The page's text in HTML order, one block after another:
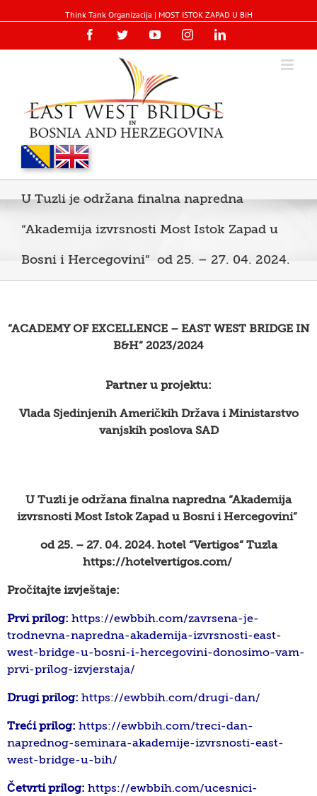
Think Tank Organizacija | MOST ISTOK ZAPAD U BiH
FacebookTwitterYouTubeInstagramLinkedin
U Tuzli je održana finalna napredna
“Akademija izvrsnosti Most Istok Zapad u
Bosni i Hercegovini” od 25. – 27. 04. 2024.
“ACADEMY OF EXCELLENCE – EAST WEST BRIDGE IN
B&H” 2023/2024
Partner u projektu:
Vlada Sjedinjenih Američkih Država i Ministarstvo
vanjskih poslova SAD
U Tuzli je održana finalna napredna “Akademija
izvrsnosti Most Istok Zapad u Bosni i Hercegovini”
od 25. – 27. 04. 2024. hotel “Vertigos” Tuzla
https://hotelvertigos.com/
Pročitajte izvještaje:
Prvi prilog: https://ewbbih.com/zavrsena-je-
trodnevna-napredna-akademija-izvrsnosti-east-
west-bridge-u-bosni-i-hercegovini-donosimo-vam-
prvi-prilog-izvjerstaja/
Drugi prilog: https://ewbbih.com/drugi-dan/
Treći prilog: https://ewbbih.com/treci-dan-
naprednog-seminara-akademije-izvrsnosti-east-
west-bridge-u-bih/
Četvrti prilog: https://ewbbih.com/ucesnici-